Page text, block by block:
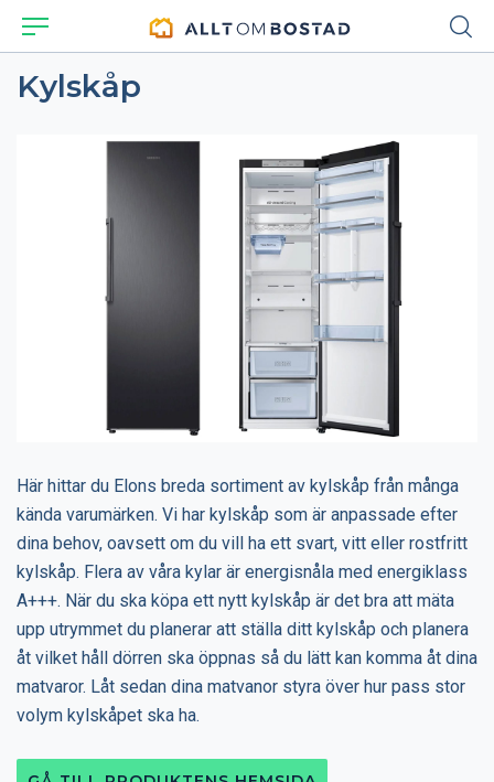
Kylskåp
Här hittar du Elons breda sortiment av kylskåp från många
kända varumärken. Vi har kylskåp som är anpassade efter
dina behov, oavsett om du vill ha ett svart, vitt eller rostfritt
kylskåp. Flera av våra kylar är energisnåla med energiklass
A+++. När du ska köpa ett nytt kylskåp är det bra att mäta
upp utrymmet du planerar att ställa ditt kylskåp och planera
åt vilket håll dörren ska öppnas så du lätt kan komma åt dina
matvaror. Låt sedan dina matvanor styra över hur pass stor
volym kylskåpet ska ha.